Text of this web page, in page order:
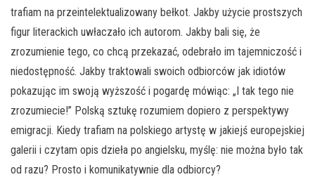
trafiam na przeintelektualizowany bełkot. Jakby użycie prostszych
figur literackich uwłaczało ich autorom. Jakby bali się, że
zrozumienie tego, co chcą przekazać, odebrało im tajemniczość i
niedostępność. Jakby traktowali swoich odbiorców jak idiotów
pokazując im swoją wyższość i pogardę mówiąc: „I tak tego nie
zrozumiecie!” Polską sztukę rozumiem dopiero z perspektywy
emigracji. Kiedy trafiam na polskiego artystę w jakiejś europejskiej
galerii i czytam opis dzieła po angielsku, myślę: nie można było tak
od razu? Prosto i komunikatywnie dla odbiorcy?